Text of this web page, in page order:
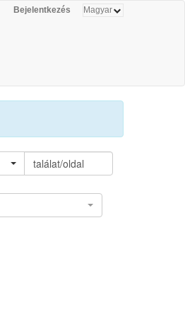
Bejelentkezés
találat/oldal